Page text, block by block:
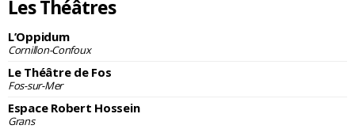
Les Théâtres
L’Oppidum
Cornillon-Confoux
Le Théâtre de Fos
Fos-sur-Mer
Espace Robert Hossein
Grans